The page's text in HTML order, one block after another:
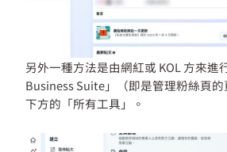
另外一種方法是由網紅或 KOL 方來進
Business Suite」（即是管理粉絲頁
下方的「所有工具」。